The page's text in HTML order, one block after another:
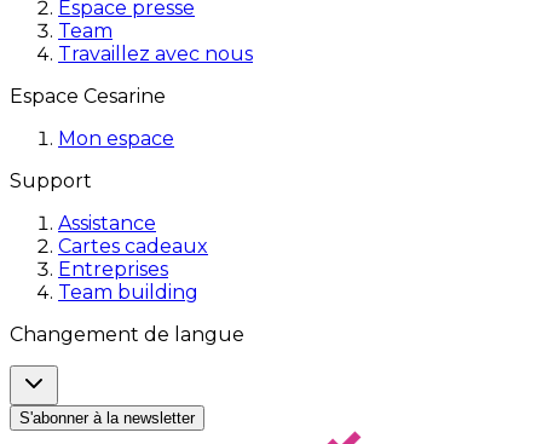
Espace presse
Team
Travaillez avec nous
Espace Cesarine
Mon espace
Support
Assistance
Cartes cadeaux
Entreprises
Team building
Changement de langue
S'abonner à la newsletter